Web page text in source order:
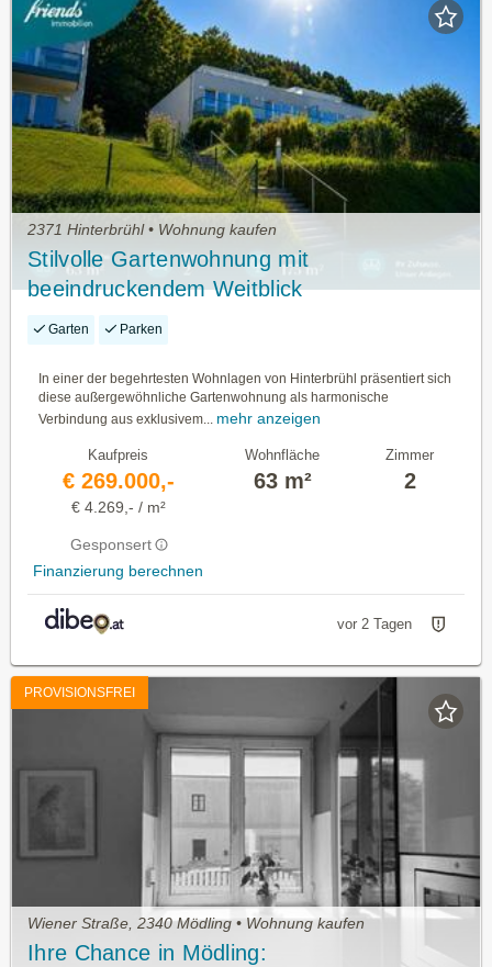
2371 Hinterbrühl • Wohnung kaufen
Stilvolle Gartenwohnung mit
beeindruckendem Weitblick
Garten Parken
In einer der begehrtesten Wohnlagen von Hinterbrühl präsentiert sich
diese außergewöhnliche Gartenwohnung als harmonische
Verbindung aus exklusivem... mehr anzeigen
Kaufpreis
€ 269.000,-
€ 4.269,- / m²
Gesponsert
Finanzierung berechnen
Wohnfläche
63 m²
Zimmer
2
vor 2 Tagen
PROVISIONSFREI
Wiener Straße, 2340 Mödling • Wohnung kaufen
Ihre Chance in Mödling: